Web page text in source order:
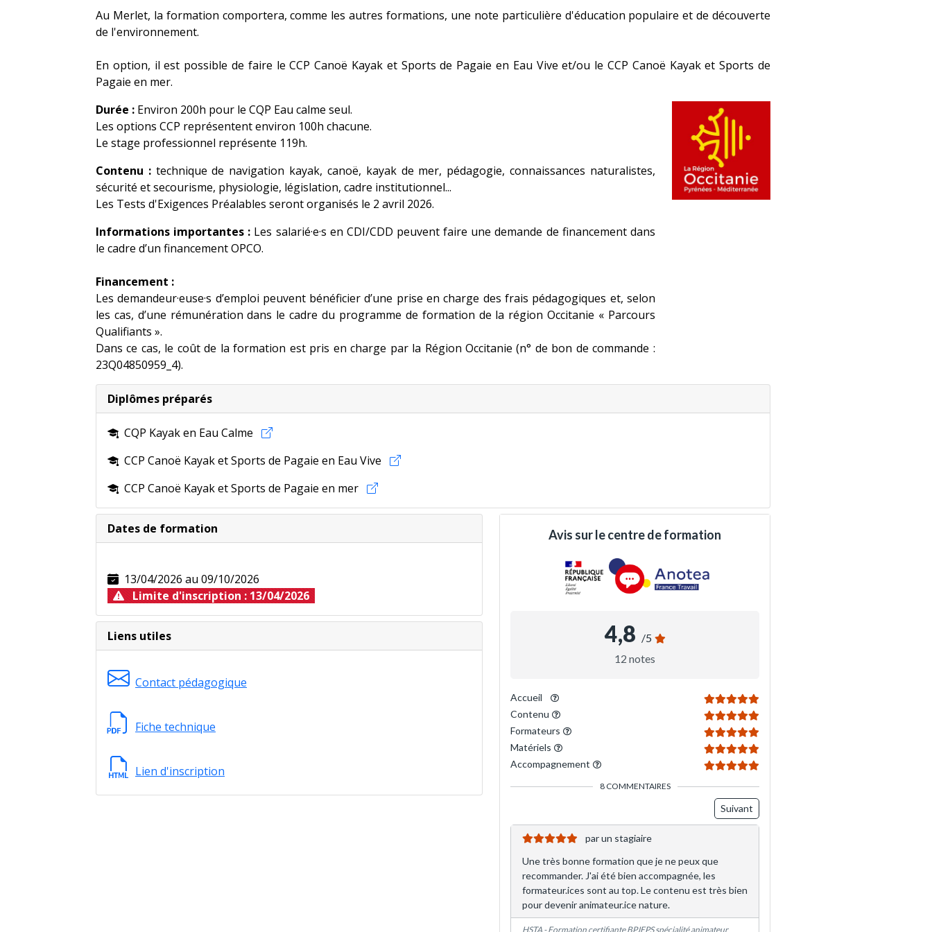
Au Merlet, la formation comportera, comme les autres formations, une note particulière d'éducation populaire et de découverte
de l'environnement.
En option, il est possible de faire le CCP Canoë Kayak et Sports de Pagaie en Eau Vive et/ou le CCP Canoë Kayak et Sports de
Pagaie en mer.
Durée : Environ 200h pour le CQP Eau calme seul.
Les options CCP représentent environ 100h chacune.
Le stage professionnel représente 119h.
Contenu :technique de navigation kayak, canoë, kayak de mer, pédagogie, connaissances naturalistes,
sécurité et secourisme, physiologie, législation, cadre institutionnel...
Les Tests d'Exigences Préalables seront organisés le 2 avril 2026.
Informations importantes : Les salarié·e·s en CDI/CDD peuvent faire une demande de financement dans
le cadre d’un financement OPCO.
Financement :
Les demandeur·euse·s d’emploi peuvent bénéficier d’une prise en charge des frais pédagogiques et, selon
les cas, d’une rémunération dans le cadre du programme de formation de la région Occitanie « Parcours
Qualifiants ».
Dans ce cas, le coût de la formation est pris en charge par la Région Occitanie (n° de bon de commande :
23Q04850959_4).
Diplômes préparés
CQP Kayak en Eau Calme
CCP Canoë Kayak et Sports de Pagaie en Eau Vive
CCP Canoë Kayak et Sports de Pagaie en mer
Nouveau pour 2024 !
Le
, un BPJEPS en alternance spécialement conçu pour l’apprentissage.
Plus d'infornations sur lafiche technique à présenter aux employeurs.
Dates de formation
13/04/2026 au 09/10/2026
Limite d'inscription : 13/04/2026
Lieu de formation
Liens utiles
Contact pédagogique
Fiche technique
Lien d'inscription